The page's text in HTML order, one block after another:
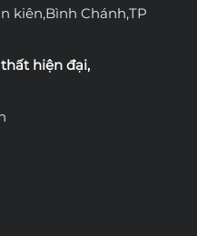
kiên,Bình Chánh,TP
hiện đại,